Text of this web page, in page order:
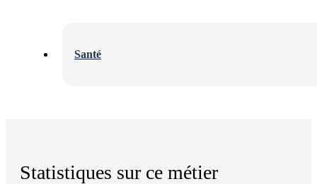
Santé
Statistiques sur ce métier